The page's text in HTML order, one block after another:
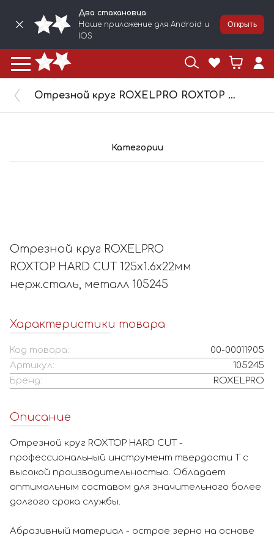
Два стахановца
Наше приложение для Android и
IOS
Открыть
Отрезной круг ROXELPRO ROXTOP HARD CUT 125x1.6x22мм нерж.сталь, металл 105245
Категории
Отрезной круг ROXELPRO
ROXTOP HARD CUT 125x1.6x22мм
нерж.сталь, металл 105245
Характеристики товара
Код товара:
00-00011905
Артикул:
105245
Бренд:
ROXELPRO
Описание
Отрезной круг ROXTOP HARD CUT -
профессиональный инструмент твердости Т с
высокой производительностью. Обладает
оптимальным составом для значительного более
долгого срока службы.
Абразивный материал - острое зерно на основе